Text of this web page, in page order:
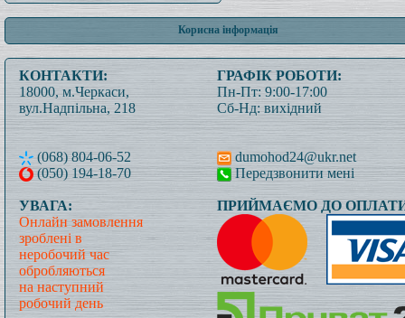
Корисна інформація
КОНТАКТИ:
18000, м.Черкаси,
вул.Надпільна, 218
(068) 804-06-52
(050) 194-18-70
ГРАФІК РОБОТИ:
Пн-Пт: 9:00-17:00
Сб-Нд: вихідний
dumohod24@ukr.net
Передзвонити мені
УВАГА:
Онлайн замовлення
зроблені в
неробочий час
обробляються
на наступний
робочий день
ПРИЙМАЄМО ДО